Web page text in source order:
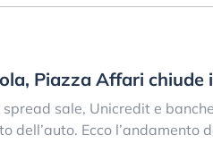
Piazza Affari chiude
sale, Unicredit e
dell’auto. Ecco l’andamento